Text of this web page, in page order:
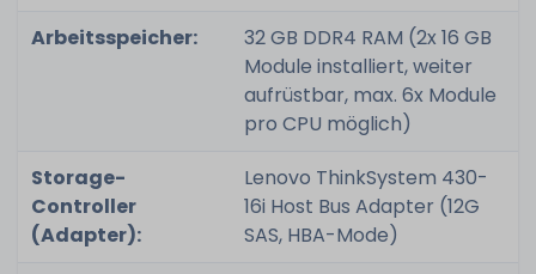
Arbeitsspeicher:
32 GB DDR4 RAM (2x 16 GB
Module installiert, weiter
aufrüstbar, max. 6x Module
pro CPU möglich)
Storage-
Controller
(Adapter):
Lenovo ThinkSystem 430-
16i Host Bus Adapter (12G
SAS, HBA-Mode)